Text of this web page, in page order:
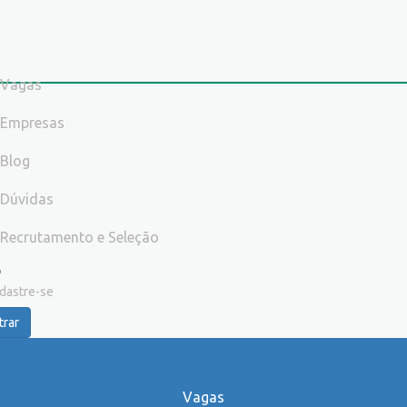
Vagas
Empresas
Blog
Dúvidas
Recrutamento e Seleção
se
Vagas